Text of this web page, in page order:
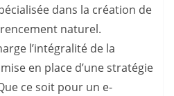
dans la création de
naturel.
l’intégralité de la
en place d’une stratégie
ce soit pour un e-